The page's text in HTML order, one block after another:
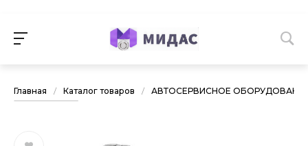
Главная / Каталог товаров / АВТОСЕРВИСНОЕ